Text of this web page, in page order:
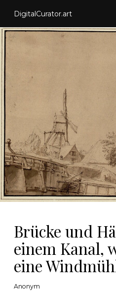
DigitalCurator.art
Brücke und
einem Kanal,
eine
Anonym